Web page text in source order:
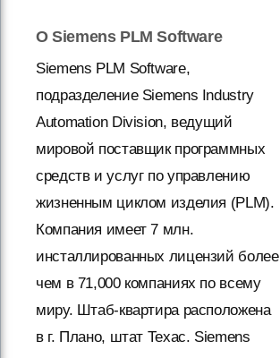
О Siemens PLM Software
Siemens PLM Software,
подразделение Siemens Industry
Automation Division, ведущий
мировой поставщик программных
средств и услуг по управлению
жизненным циклом изделия (PLM).
Компания имеет 7 млн.
инсталлированных лицензий более
чем в 71,000 компаниях по всему
миру. Штаб-квартира расположена
в г. Плано, штат Техас. Siemens